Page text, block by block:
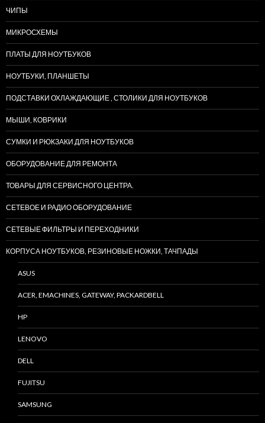
ЧИПЫ
МИКРОСХЕМЫ
ПЛАТЫ ДЛЯ НОУТБУКОВ
НОУТБУКИ, ПЛАНШЕТЫ
ПОДСТАВКИ ОХЛАЖДАЮЩИЕ , СТОЛИКИ ДЛЯ НОУТБУКОВ
МЫШИ, КОВРИКИ
СУМКИ И РЮКЗАКИ ДЛЯ НОУТБУКОВ
ОБОРУДОВАНИЕ ДЛЯ РЕМОНТА
ТОВАРЫ ДЛЯ СЕРВИСНОГО ЦЕНТРА.
СЕТЕВОЕ И РАДИО ОБОРУДОВАНИЕ
СЕТЕВЫЕ ФИЛЬТРЫ И ПЕРЕХОДНИКИ
КОРПУСА НОУТБУКОВ, РЕЗИНОВЫЕ НОЖКИ, ТАЧПАДЫ
ASUS
ACER, EMACHINES, GATEWAY, PACKARDBELL
HP
LENOVO
DELL
FUJITSU
SAMSUNG